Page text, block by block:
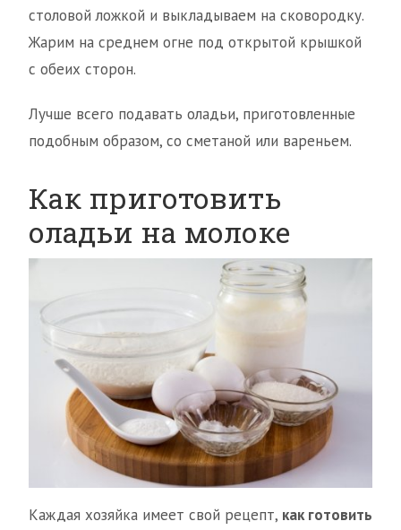
столовой ложкой и выкладываем на сковородку.
Жарим на среднем огне под открытой крышкой
с обеих сторон.
Лучше всего подавать оладьи, приготовленные
подобным образом, со сметаной или вареньем.
Как приготовить
оладьи на молоке
Каждая хозяйка имеет свой рецепт, как готовить